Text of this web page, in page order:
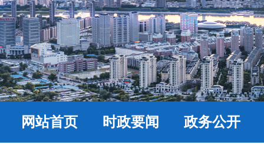
网站首页 时政要闻 政务公开